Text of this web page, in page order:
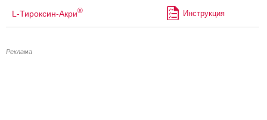
L-Тироксин-Акри® Инструкция
Реклама